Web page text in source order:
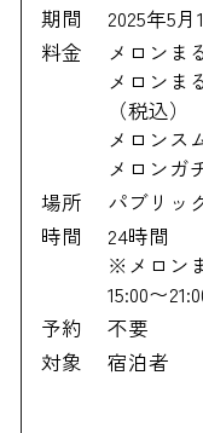
期間
2025年5
料金
メロンま
メロンま
（税込）
メロンス
メロンガ
場所
パブリッ
時間
24時間
※メロン
15:00〜
予約
不要
対象
宿泊者